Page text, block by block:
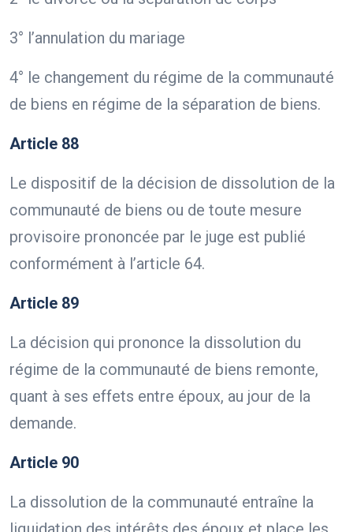
3° l’annulation du mariage
4° le changement du régime de la communauté
de biens en régime de la séparation de biens.
Article 88
Le dispositif de la décision de dissolution de la
communauté de biens ou de toute mesure
provisoire prononcée par le juge est publié
conformément à l’article 64.
Article 89
La décision qui prononce la dissolution du
régime de la communauté de biens remonte,
quant à ses effets entre époux, au jour de la
demande.
Article 90
La dissolution de la communauté entraîne la